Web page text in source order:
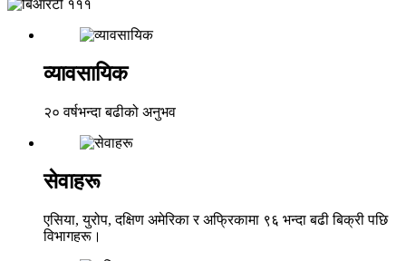
व्यावसायिक
२० वर्षभन्दा बढीको अनुभव
सेवाहरू
एसिया, युरोप, दक्षिण अमेरिका र अफ्रिकामा ९६ भन्दा बढी बिक्री पछि
विभागहरू।